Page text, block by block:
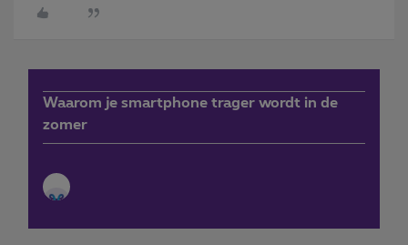
Waarom je smartphone trager wordt in de
zomer